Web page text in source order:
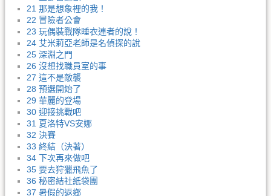
21 那是想象裡的我！
22 冒險者公會
23 玩偶裝戰隊睡衣連者的說！
24 艾米莉亞老師是名偵探的說
25 深淵之門
26 沒想找職員室的事
27 這不是敵襲
28 預選開始了
29 華麗的登場
30 迎接挑戰吧
31 夏洛特VS安娜
32 決賽
33 終結（決著）
34 下次再來做吧
35 要去狩獵飛魚了
36 秘密結社紙袋團
37 暑假的返鄉